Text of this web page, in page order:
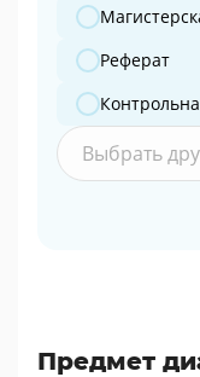
Реферат
Выбрать
Предмет